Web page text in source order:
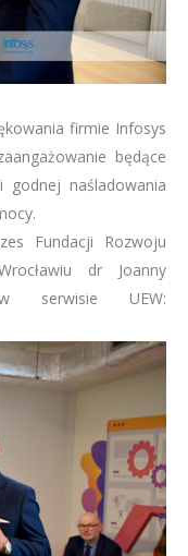
firmie Infosys
będące
godnej naśladowania
Fundacji Rozwoju
dr Joanny
serwisie UEW: